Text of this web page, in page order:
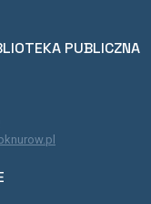
PUBLICZNA